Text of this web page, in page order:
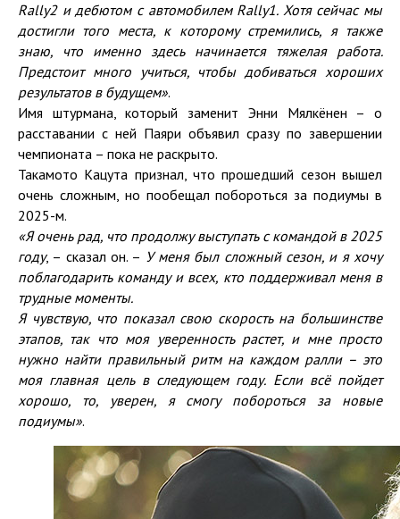
Rally2и дебютом с автомобилем Rally1.Хотя сейчас мы
достигли того места, к которому стремились, я также
знаю, что именно здесь начинается тяжелая работа.
Предстоит много учиться, чтобыдобиваться хороших
результатов в будущем».
Имя штурмана, который заменит Энни Мялкёнен – о
расставании с ней Паяри объявил сразу по завершении
чемпионата – пока не раскрыто.
Такамото Кацута признал, что прошедший сезон вышел
очень сложным, но пообещал побороться за подиумы в
2025-м.
«Я очень рад, что продолжу выступать с командой в 2025
году, – сказал он. – У меня был сложный сезон, и я хочу
поблагодарить команду и всех, кто поддерживал меня в
трудные моменты.
Я чувствую, что показал свою скорость на большинстве
этапов, так что моя уверенность растет, и мне просто
нужно найти правильный ритм на каждом ралли – это
моя главная цель в следующем году. Если всёпойдет
хорошо, то, уверен, я смогу побороться за новые
подиумы».